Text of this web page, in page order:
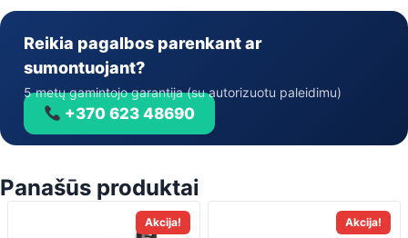
Reikia pagalbos parenkant ar
sumontuojant?
5 metų gamintojo garantija (su autorizuotu paleidimu)
+370 623 48690
Panašūs produktai
Akcija! Akcija!